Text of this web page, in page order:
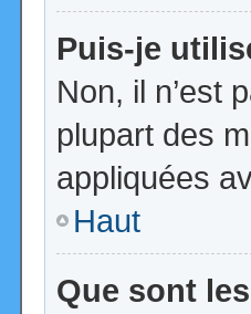
Puis-je
Non, il n’est
plupart des
appliquées
Haut
Que sont